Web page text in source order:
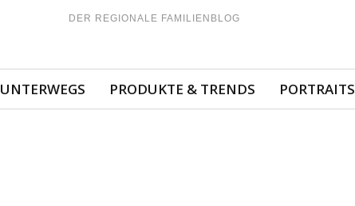
DER REGIONALE FAMILIENBLOG
UNTERWEGS PRODUKTE & TRENDS PORTRAITS